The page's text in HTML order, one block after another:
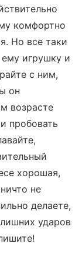
комфортно
Но все таки
игрушку и
с ним,
он
возрасте
пробовать
хорошая,
не
делаете,
ударов